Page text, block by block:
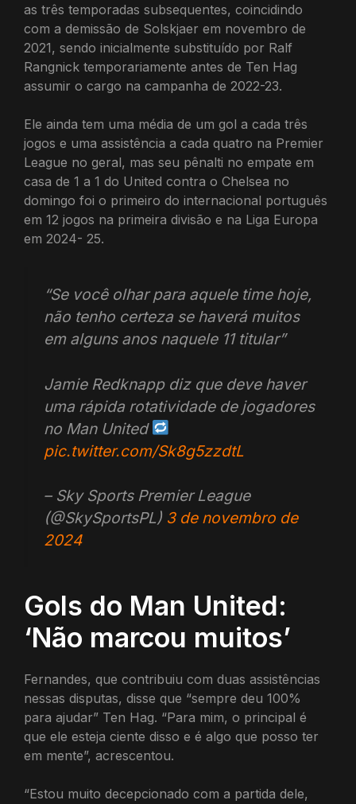
as três temporadas subsequentes, coincidindo
com a demissão de Solskjaer em novembro de
2021, sendo inicialmente substituído por Ralf
Rangnick temporariamente antes de Ten Hag
assumir o cargo na campanha de 2022-23.
Ele ainda tem uma média de um gol a cada três
jogos e uma assistência a cada quatro na Premier
League no geral, mas seu pênalti no empate em
casa de 1 a 1 do United contra o Chelsea no
domingo foi o primeiro do internacional português
em 12 jogos na primeira divisão e na Liga Europa
em 2024- 25.
“Se você olhar para aquele time hoje,
não tenho certeza se haverá muitos
em alguns anos naquele 11 titular”
Jamie Redknapp diz que deve haver
uma rápida rotatividade de jogadores
no Man United
pic.twitter.com/Sk8g5zzdtL
– Sky Sports Premier League
(@SkySportsPL) 3 de novembro de
2024
Gols do Man United:
‘Não marcou muitos’
Fernandes, que contribuiu com duas assistências
nessas disputas, disse que “sempre deu 100%
para ajudar” Ten Hag. “Para mim, o principal é
que ele esteja ciente disso e é algo que posso ter
em mente”, acrescentou.
“Estou muito decepcionado com a partida dele,